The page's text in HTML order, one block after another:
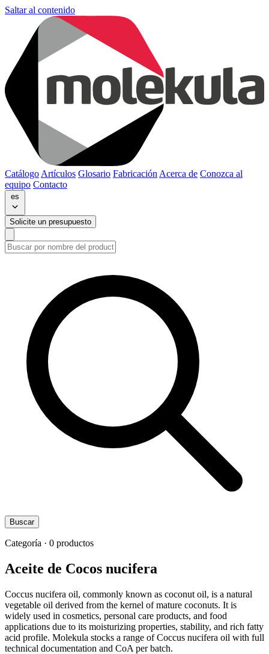
Saltar al contenido
Catálogo Artículos Glosario Fabricación Acerca de Conozca al
equipo Contacto
es
Solicite un presupuesto
Buscar
Categoría · 0 productos
Aceite de Cocos nucifera
Coccus nucifera oil, commonly known as coconut oil, is a natural
vegetable oil derived from the kernel of mature coconuts. It is
widely used in cosmetics, personal care products, and food
applications due to its moisturizing properties, stability, and rich fatty
acid profile. Molekula stocks a range of Coccus nucifera oil with full
technical documentation and CoA per batch.